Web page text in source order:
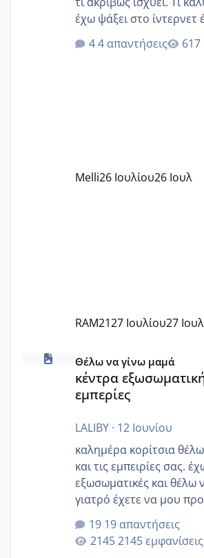
έχω ψάξει στο ίντερνετ
ότι το βαουτσερ
δίδακτρα και τα
Εγώ πήγα σε έναν
4 απαντήσεις
Melli26 Ιουλίου26 Ιουλ
RAM2127 Ιουλίου27 Ιουλ
κέντρα εξωσωματικής και γιατροί
Θέλω να γίνω μαμά
κέντρα
εμπερίες
LALIBY· 12 Ιουνίου
καλημέρα κορίτσια
και τις εμπειρίες σας.
εξωσωματικές και θέλω
γιατρό έχετε να μου
που μείνατε
επιιτυχία? έκανα στο
ζερβομανωλάκη (δεν το
19 απαντήσεις
2145 εμφανίσεις